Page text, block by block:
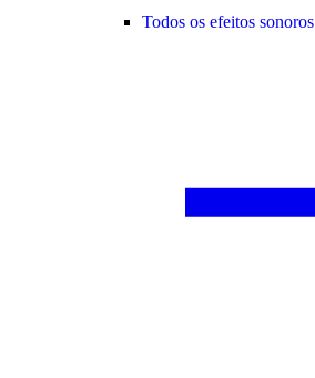
Todos os efeitos sonoros